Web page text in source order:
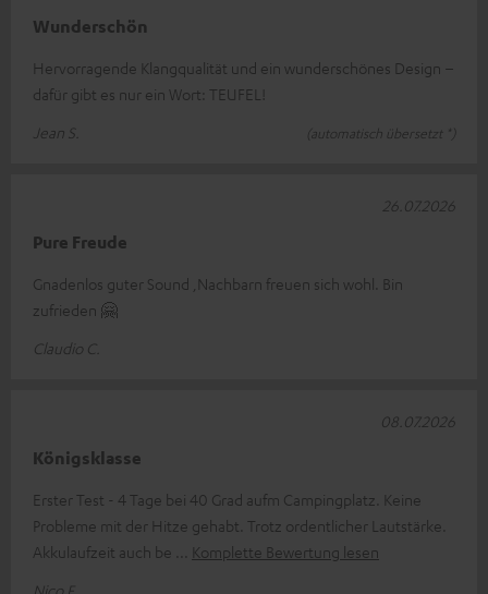
Wunderschön
Hervorragende Klangqualität und ein wunderschönes Design –
dafür gibt es nur ein Wort: TEUFEL!
Jean S.
(automatisch übersetzt *)
Pure Freude
Gnadenlos guter Sound ,Nachbarn freuen sich wohl. Bin
zufrieden 🤗
Claudio C.
26.07.2026
Königsklasse
Erster Test - 4 Tage bei 40 Grad aufm Campingplatz. Keine
Probleme mit der Hitze gehabt. Trotz ordentlicher Lautstärke.
Akkulaufzeit auch be
Komplette Bewertung lesen
Nico F.
08.07.2026